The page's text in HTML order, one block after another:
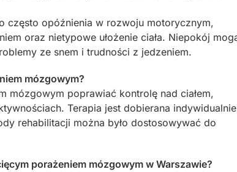
często opóźnienia w rozwoju motorycznym,
oraz nietypowe ułożenie ciała. Niepokój
ze snem i trudności z jedzeniem.
mózgowym?
mózgowym poprawiać kontrolę nad ciałem,
Terapia jest dobierana
rehabilitacji można było dostosowywać do
porażeniem mózgowym w Warszawie?